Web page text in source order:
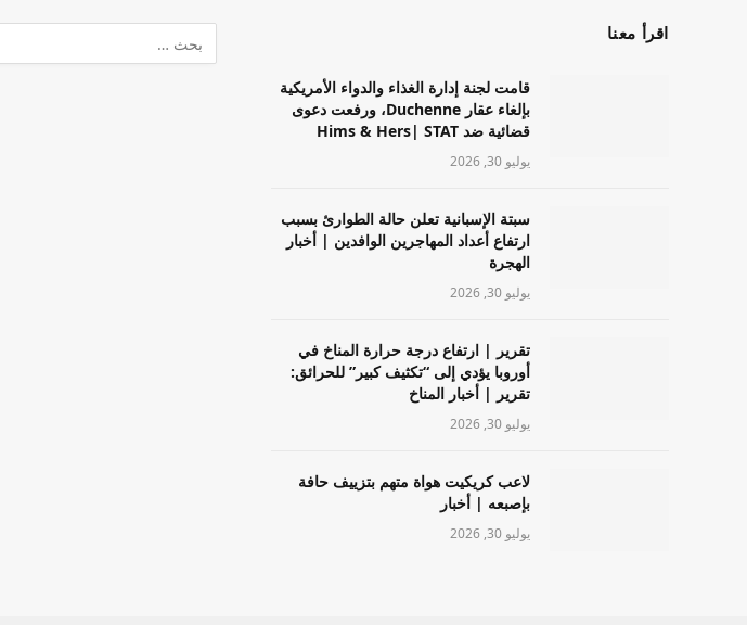
اقرأ معنا
قامت لجنة إدارة الغذاء والدواء الأمريكية
بإلغاء عقار Duchenne، ورفعت دعوى
قضائية ضد Hims & Hers| STAT
يوليو 30, 2026
سبتة الإسبانية تعلن حالة الطوارئ بسبب
ارتفاع أعداد المهاجرين الوافدين | أخبار
الهجرة
يوليو 30, 2026
تقرير | ارتفاع درجة حرارة المناخ في
أوروبا يؤدي إلى “تكثيف كبير” للحرائق:
تقرير | أخبار المناخ
يوليو 30, 2026
لاعب كريكيت هواة متهم بتزييف حافة
بإصبعه | أخبار
يوليو 30, 2026